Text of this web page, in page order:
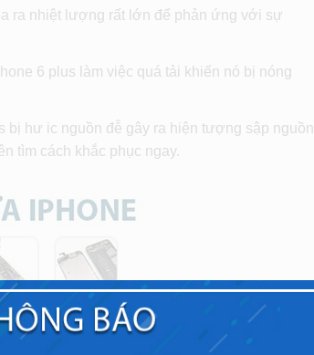
ra nhiệt lượng rất lớn để phản ứng với sự
6 plus làm việc quá tải khiến nó bị nóng
bị hư ic nguồn đễ gây ra hiện tượng sập nguồn
tìm cách khắc phục ngay.